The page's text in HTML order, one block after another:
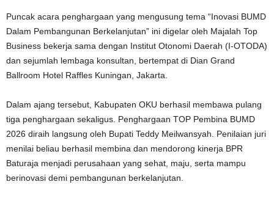
Puncak acara penghargaan yang mengusung tema “Inovasi BUMD
Dalam Pembangunan Berkelanjutan” ini digelar oleh Majalah Top
Business bekerja sama dengan Institut Otonomi Daerah (I-OTODA)
dan sejumlah lembaga konsultan, bertempat di Dian Grand
Ballroom Hotel Raffles Kuningan, Jakarta.
Dalam ajang tersebut, Kabupaten OKU berhasil membawa pulang
tiga penghargaan sekaligus. Penghargaan TOP Pembina BUMD
2026 diraih langsung oleh Bupati Teddy Meilwansyah. Penilaian juri
menilai beliau berhasil membina dan mendorong kinerja BPR
Baturaja menjadi perusahaan yang sehat, maju, serta mampu
berinovasi demi pembangunan berkelanjutan.